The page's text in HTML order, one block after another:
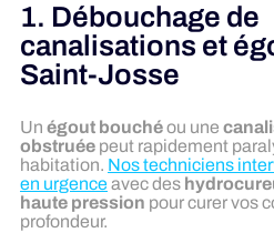
1. Débouchage de
canalisations et
Saint-Josse
Un égout bouchéou une
obstruée peut rapidement
habitation. Nos techniciens
en urgenceavec des
haute pression pour curer vos
profondeur.